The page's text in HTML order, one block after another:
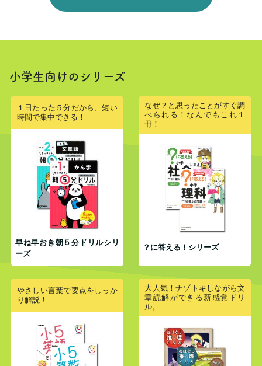
小学生向けのシリーズ
１日たった５分だから、短い
時間で集中できる！
早ね早おき朝５分ドリルシリ
ーズ
なぜ？と思ったことがすぐ調
べられる！なんでもこれ１
冊！
？に答える！シリーズ
やさしい言葉で要点をしっか
り解説！
大人気！ナゾトキしながら文
章読解ができる新感覚ドリ
ル。